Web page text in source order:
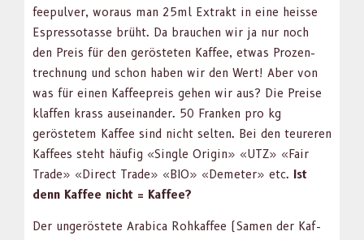
feep­ul­ver, woraus man 25ml Extrakt in eine heisse
Espres­so­tasse brüht. Da brauchen wir ja nur noch
den Preis für den gerösteten Kaf­fee, etwas Prozen­
trech­nung und schon haben wir den Wert! Aber von
was für einen Kaf­feep­reis gehen wir aus? Die Preise
klaf­fen krass auseinan­der. 50 Franken pro kg
geröstetem Kaf­fee sind nicht sel­ten. Bei den teur­eren
Kaf­fees ste­ht häu­fig «Sin­gle Ori­gin» «UTZ» «Fair
Trade» «Direct Trade» «BIO» «Deme­ter» etc. Ist
denn Kaf­fee nicht = Kaf­fee?
Der ungeröstete Ara­bi­ca Rohkaf­fee (Samen der Kaf­